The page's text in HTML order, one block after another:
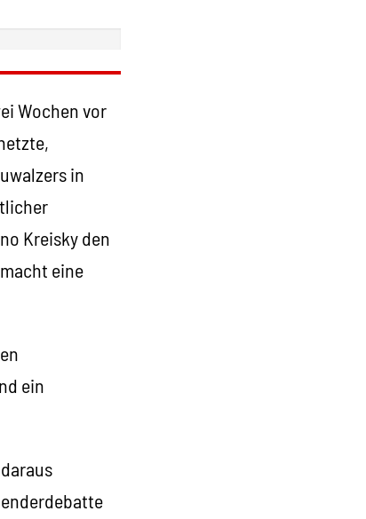
Wochen vor
in
Kreisky den
eine
ein